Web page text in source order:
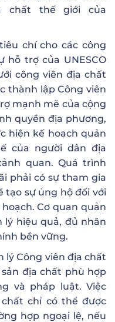
chất thế giới của
chí cho các công
trợ của UNESCO
công viên địa chất
thành lập Công viên
mạnh mẽ của cộng
quyền địa phương,
hiện kế hoạch quản
của người dân địa
quan. Quá trình
phải có sự tham gia
tạo sự ủng hộ đối với
Cơ quan quản
lý hiệu quả, đủ nhân
bền vững.
lý Công viên địa chất
địa chất phù hợp
và pháp luật. Việc
chỉ có thể được
hợp ngoại lệ, nếu